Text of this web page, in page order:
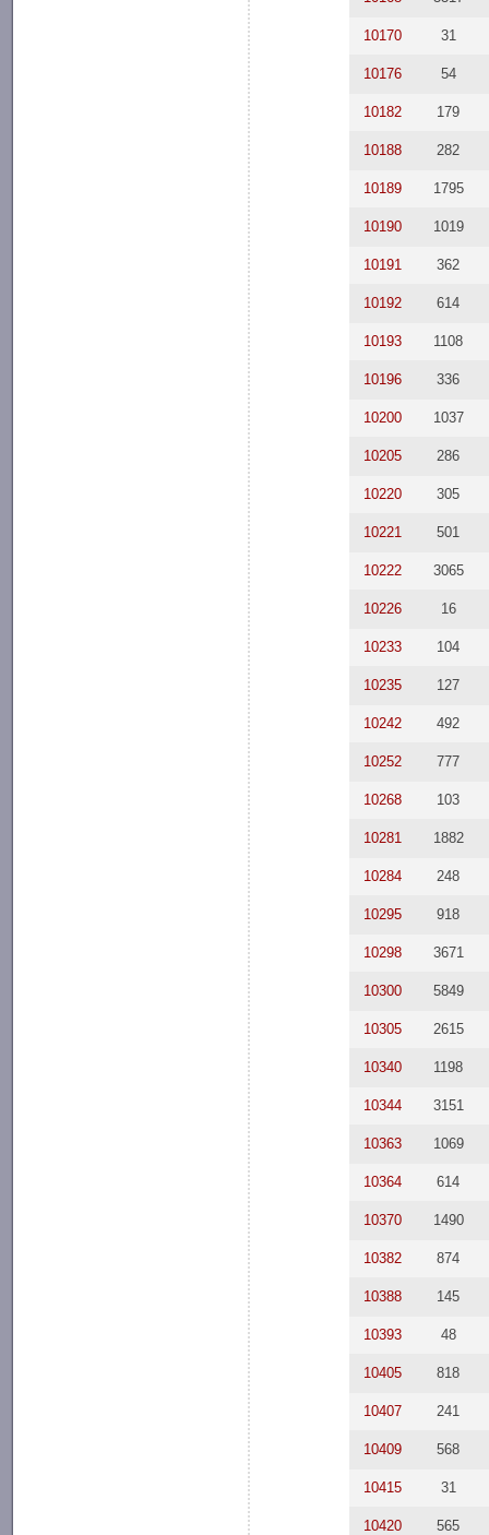
10170 31
10176 54
10182 179
10188 282
10189 1795
10190 1019
10191 362
10192 614
10193 1108
10196 336
10200 1037
10205 286
10220 305
10221 501
10222 3065
10226 16
10233 104
10235 127
10242 492
10252 777
10268 103
10281 1882
10284 248
10295 918
10298 3671
10300 5849
10305 2615
10340 1198
10344 3151
10363 1069
10364 614
10370 1490
10382 874
10388 145
10393 48
10405 818
10407 241
10409 568
10415 31
10420 565